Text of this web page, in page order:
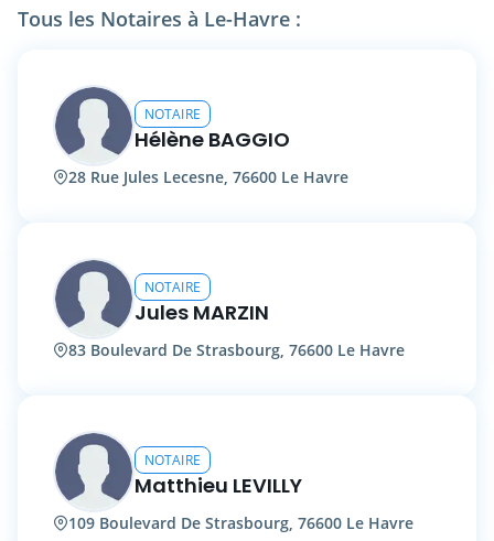
famille, le patrimoine ou l’activité
Tous les Notaires à Le-Havre :
NOTAIRE
Hélène BAGGIO
28 Rue Jules Lecesne, 76600 Le Havre
NOTAIRE
Jules MARZIN
83 Boulevard De Strasbourg, 76600 Le Havre
NOTAIRE
Matthieu LEVILLY
109 Boulevard De Strasbourg, 76600 Le Havre